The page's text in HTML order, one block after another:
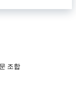
조합